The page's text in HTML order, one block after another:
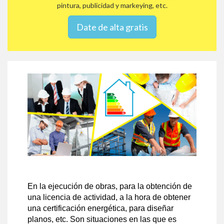
pintura, publicidad y markeying, etc.
Date de alta gratis
En la ejecución de obras, para la obtención de
una licencia de actividad, a la hora de obtener
una certificación energética, para diseñar
planos, etc. Son situaciones en las que es